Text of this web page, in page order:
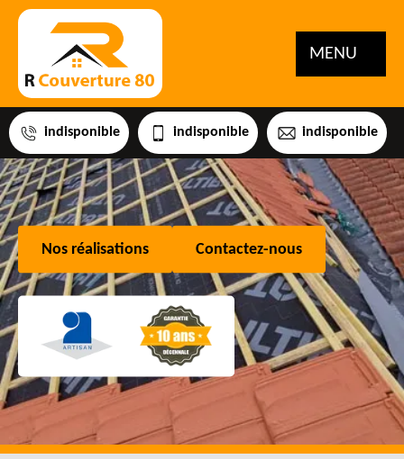
MENU
indisponible indisponible indisponible
Nos réalisations Contactez-nous